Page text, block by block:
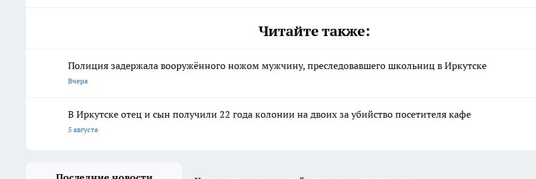
Читайте также:
Полиция задержала вооружённого ножом мужчину, преследовавшего школьниц в Иркутске
Вчера
В Иркутске отец и сын получили 22 года колонии на двоих за убийство посетителя кафе
5 августа